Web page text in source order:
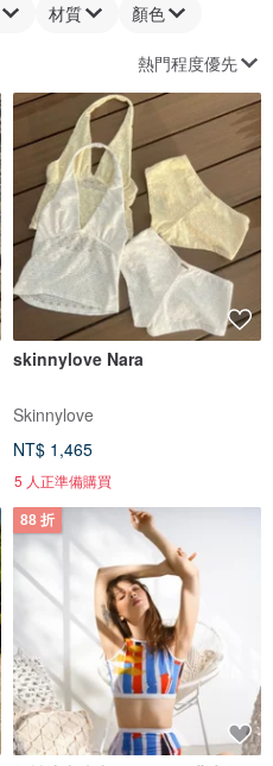
材質 顏色
熱門程度優先
skinnylove Nara
Skinnylove
NT$ 1,465
5 人正準備購買
88 折